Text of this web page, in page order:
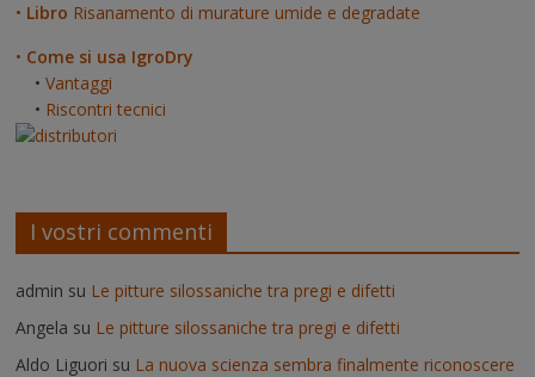
• Libro Risanamento di murature umide e degradate
• Come si usa IgroDry
•Vantaggi
• Riscontri tecnici
I vostri commenti
admin su Le pitture silossaniche tra pregi e difetti
Angela su Le pitture silossaniche tra pregi e difetti
Aldo Liguori su La nuova scienza sembra finalmente riconoscere